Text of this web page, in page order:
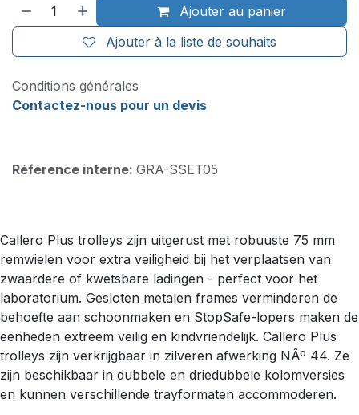
Ajouter au panier
Ajouter à la liste de souhaits
Conditions générales
Contactez-nous pour un devis
Référence interne: GRA-SSET05
Callero Plus trolleys zijn uitgerust met robuuste 75 mm
remwielen voor extra veiligheid bij het verplaatsen van
zwaardere of kwetsbare ladingen - perfect voor het
laboratorium. Gesloten metalen frames verminderen de
behoefte aan schoonmaken en StopSafe-lopers maken de
eenheden extreem veilig en kindvriendelijk. Callero Plus
trolleys zijn verkrijgbaar in zilveren afwerking NÂº 44. Ze
zijn beschikbaar in dubbele en driedubbele kolomversies
en kunnen verschillende trayformaten accommoderen.